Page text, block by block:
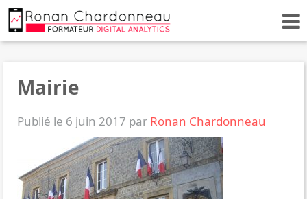
Mairie
Publié le 6 juin 2017 par Ronan Chardonneau